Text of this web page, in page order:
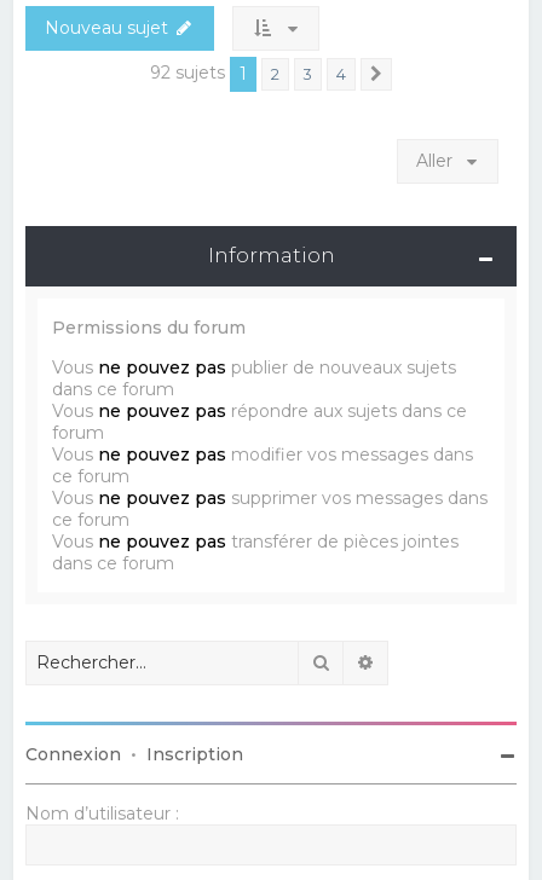
Nouveau sujet
92 sujets 1 2 3 4
Aller
Information
Permissions du forum
Vous ne pouvez pas publier de nouveaux sujets
dans ce forum
Vous ne pouvez pas répondre aux sujets dans ce
forum
Vous ne pouvez pas modifier vos messages dans
ce forum
Vous ne pouvez pas supprimer vos messages dans
ce forum
Vous ne pouvez pas transférer de pièces jointes
dans ce forum
Rechercher
Connexion • Inscription
Nom d’utilisateur :